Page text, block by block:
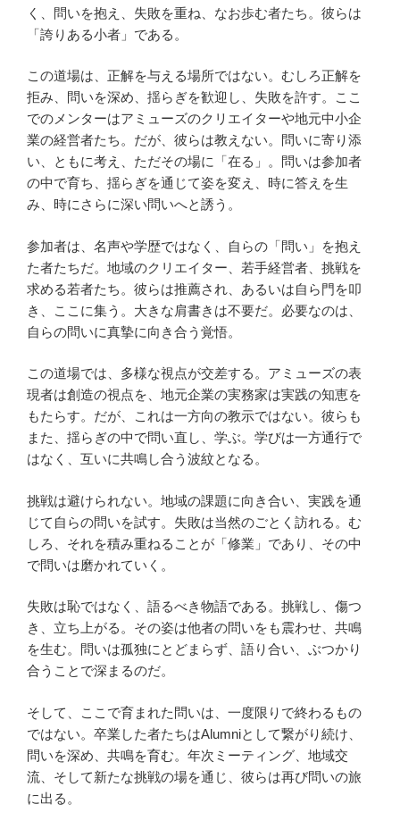
く、問いを抱え、失敗を重ね、なお歩む者たち。彼らは
「誇りある小者」である。
この道場は、正解を与える場所ではない。むしろ正解を
拒み、問いを深め、揺らぎを歓迎し、失敗を許す。ここ
でのメンターはアミューズのクリエイターや地元中小企
業の経営者たち。だが、彼らは教えない。問いに寄り添
い、ともに考え、ただその場に「在る」。問いは参加者
の中で育ち、揺らぎを通じて姿を変え、時に答えを生
み、時にさらに深い問いへと誘う。
参加者は、名声や学歴ではなく、自らの「問い」を抱え
た者たちだ。地域のクリエイター、若手経営者、挑戦を
求める若者たち。彼らは推薦され、あるいは自ら門を叩
き、ここに集う。大きな肩書きは不要だ。必要なのは、
自らの問いに真摯に向き合う覚悟。
この道場では、多様な視点が交差する。アミューズの表
現者は創造の視点を、地元企業の実務家は実践の知恵を
もたらす。だが、これは一方向の教示ではない。彼らも
また、揺らぎの中で問い直し、学ぶ。学びは一方通行で
はなく、互いに共鳴し合う波紋となる。
挑戦は避けられない。地域の課題に向き合い、実践を通
じて自らの問いを試す。失敗は当然のごとく訪れる。む
しろ、それを積み重ねることが「修業」であり、その中
で問いは磨かれていく。
失敗は恥ではなく、語るべき物語である。挑戦し、傷つ
き、立ち上がる。その姿は他者の問いをも震わせ、共鳴
を生む。問いは孤独にとどまらず、語り合い、ぶつかり
合うことで深まるのだ。
そして、ここで育まれた問いは、一度限りで終わるもの
ではない。卒業した者たちはAlumniとして繋がり続け、
問いを深め、共鳴を育む。年次ミーティング、地域交
流、そして新たな挑戦の場を通じ、彼らは再び問いの旅
に出る。